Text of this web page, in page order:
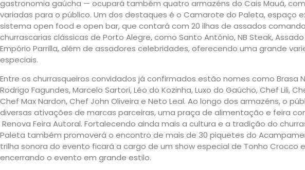
gastronomia gaúcha — ocupará também quatro armazéns do Cais Mauá,
variadas para o público. Um dos destaques é o Camarote do Paleta, espaço
sistema open food e open bar, que contará com 20 ilhas de assados
churrascarias clássicas de Porto Alegre, como Santo Antônio, NB Steak, Assado
Empório Parrilla, além de assadores celebridades, oferecendo uma grande
especiais.
Entre os churrasqueiros convidados já confirmados estão nomes como Brasa
Rodrigo Fagundes, Marcelo Sartori, Léo do Kozinha, Luxo do Gaúcho, Chef Lili,
Chef Max Nardon, Chef John Oliveira e Neto Leal. Ao longo dos armazéns, o
diversas ativações de marcas parceiras, uma praça de alimentação e feira
Renova Feira Autoral. Fortalecendo ainda mais a cultura e a tradição do
Paleta também promoverá o encontro de mais de 30 piquetes do
trilha sonora do evento ficará a cargo de um show especial de Tonho Crocco
encerrando o evento em grande estilo.